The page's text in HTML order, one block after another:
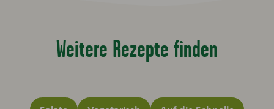
Weitere Rezepte finden